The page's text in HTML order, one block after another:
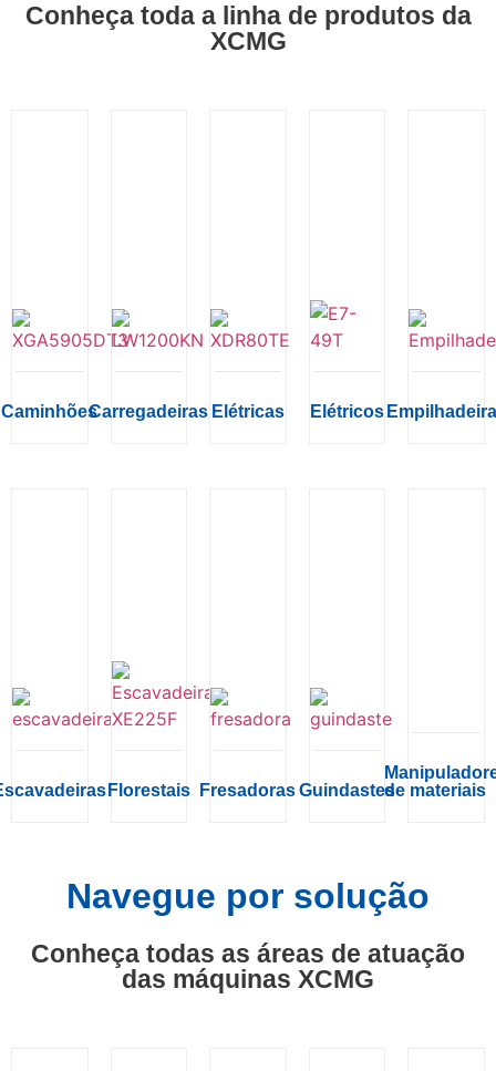
Conheça toda a linha de produtos da
XCMG
CaminhõesCarregadeiras Elétricas Elétricos
Florestais FresadorasGuindastesde materiais
Navegue por solução
Conheça todas as áreas de atuação
das máquinas XCMG